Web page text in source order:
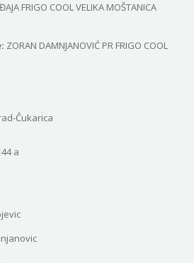
FRIGO COOL VELIKA MOŠTANICA
ZORAN DAMNJANOVIĆ PR FRIGO COOL
Čukarica
a